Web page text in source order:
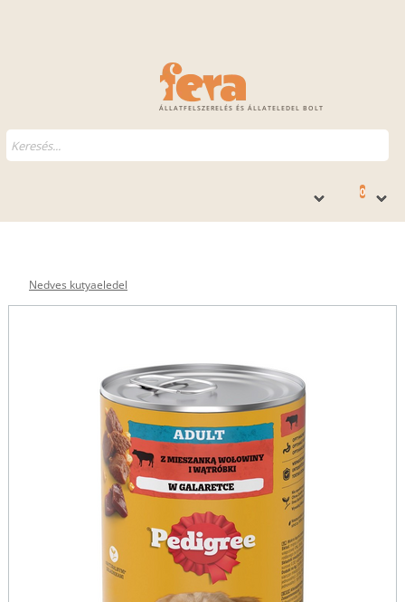
ÁLLATFELSZERELÉS ÉS ÁLLATELEDEL BOLT
0
Nedves kutyaeledel